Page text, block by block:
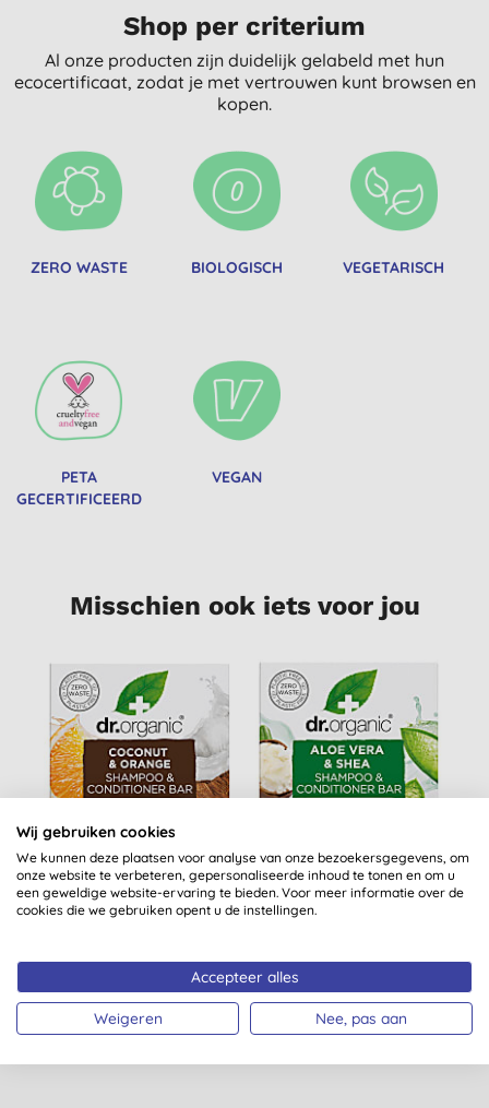
Shop per criterium
Al onze producten zijn duidelijk gelabeld met hun
ecocertificaat, zodat je met vertrouwen kunt browsen en
kopen.
ZERO WASTE BIOLOGISCH VEGETARISCH
PETA
GECERTIFICEERD
VEGAN
Misschien ook iets voor jou
Dr Organic
Kokosnoot &
Sinaasappel
Conditioner Bar
Dr Organic Aloe Vera
& Shea Shampoo &
Conditioner Bar
Wij gebruiken cookies
We kunnen deze plaatsen voor analyse van onze bezoekersgegevens, om
onze website te verbeteren, gepersonaliseerde inhoud te tonen en om u
een geweldige website-ervaring te bieden. Voor meer informatie over de
cookies die we gebruiken opent u de instellingen.
Accepteer alles
Weigeren Nee, pas aan